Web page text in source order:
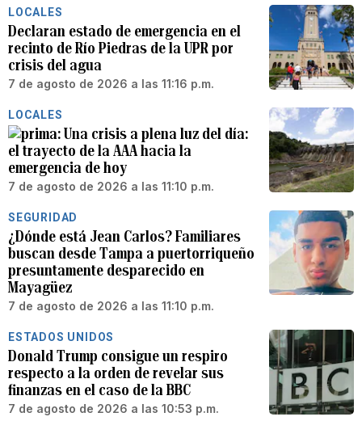
LOCALES
Declaran estado de emergencia en el
recinto de Río Piedras de la UPR por
crisis del agua
7 de agosto de 2026 a las 11:16 p.m.
LOCALES
Una crisis a plena luz del día:
el trayecto de la AAA hacia la
emergencia de hoy
7 de agosto de 2026 a las 11:10 p.m.
SEGURIDAD
¿Dónde está Jean Carlos? Familiares
buscan desde Tampa a puertorriqueño
presuntamente desparecido en
Mayagüez
7 de agosto de 2026 a las 11:10 p.m.
ESTADOS UNIDOS
Donald Trump consigue un respiro
respecto a la orden de revelar sus
finanzas en el caso de la BBC
7 de agosto de 2026 a las 10:53 p.m.